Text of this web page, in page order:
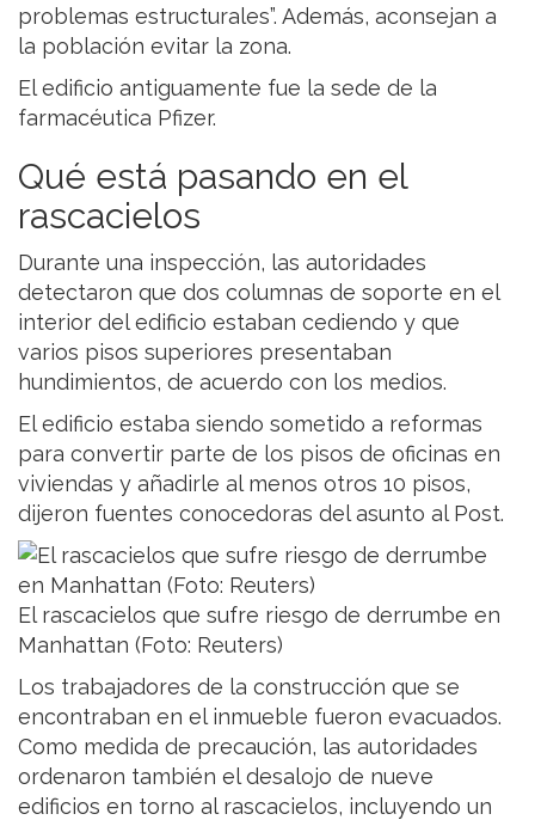
problemas estructurales”. Además, aconsejan a
la población evitar la zona.
El edificio antiguamente fue la sede de la
farmacéutica Pfizer.
Qué está pasando en el
rascacielos
Durante una inspección, las autoridades
detectaron que dos columnas de soporte en el
interior del edificio estaban cediendo y que
varios pisos superiores presentaban
hundimientos, de acuerdo con los medios.
El edificio estaba siendo sometido a reformas
para convertir parte de los pisos de oficinas en
viviendas y añadirle al menos otros 10 pisos,
dijeron fuentes conocedoras del asunto al Post.
El rascacielos que sufre riesgo de derrumbe en
Manhattan (Foto: Reuters)
Los trabajadores de la construcción que se
encontraban en el inmueble fueron evacuados.
Como medida de precaución, las autoridades
ordenaron también el desalojo de nueve
edificios en torno al rascacielos, incluyendo un